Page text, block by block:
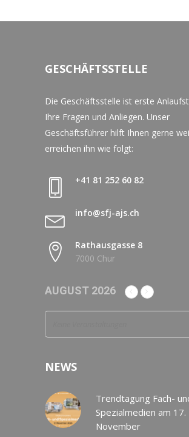
GESCHÄFTSSTELLE
Die Geschäftsstelle ist erste
Ihre Fragen und Anliegen. Unser
Geschäftsführer hilft Ihnen gerne
erreichen ihn wie folgt:
+41 81 252 60 82
info@sfj-ajs.ch
Rathausgasse 8
7000 Chur
AUGUST 2026
NEWS
Trendtagung Fach-
Spezialmedien am 17.
November